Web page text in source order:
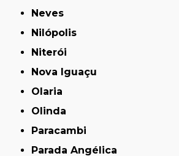
Neves
Nilópolis
Niterói
Nova Iguaçu
Olaria
Olinda
Paracambi
Parada Angélica